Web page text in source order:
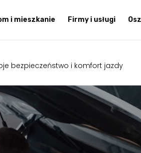
i mieszkanie Firmy i usługi
bezpieczeństwo i komfort jazdy